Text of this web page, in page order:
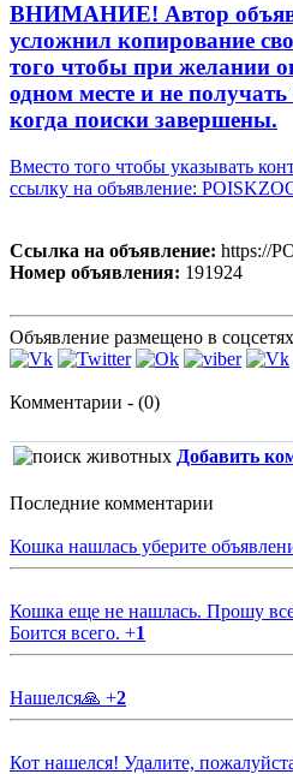
ВНИМАНИЕ! Автор
усложнил копирование
того чтобы при желании
одном месте и не
когда поиски завершены.
Вместо того чтобы указывать
ссылку на объявление:
Ссылка на объявление: https://
Номер объявления: 191924
Объявление размещено в
Комментарии - (0)
Добавить
Последние комментарии
Кошка нашлась уберите
Кошка еще не нашлась. Прошу
Боится всего. +1
Нашелся🙏 +2
Кот нашелся! Удалите,